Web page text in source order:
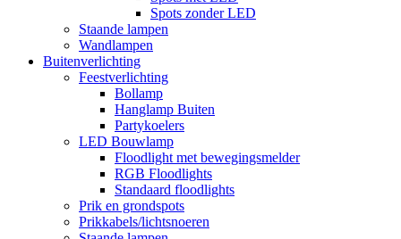
Spots zonder LED
Staande lampen
Wandlampen
Buitenverlichting
Feestverlichting
Bollamp
Hanglamp Buiten
Partykoelers
LED Bouwlamp
Floodlight met bewegingsmelder
RGB Floodlights
Standaard floodlights
Prik en grondspots
Prikkabels/lichtsnoeren